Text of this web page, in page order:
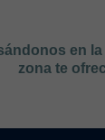
en
zona te